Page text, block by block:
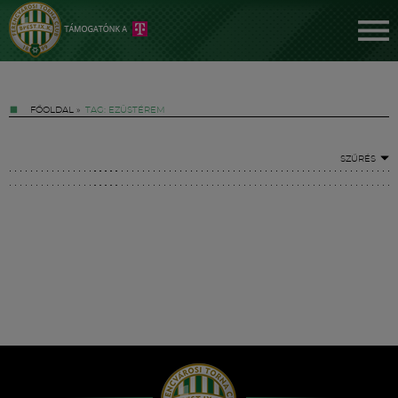
FŐOLDAL » TAG: EZÜSTÉREM
SZŰRÉS
Hírek